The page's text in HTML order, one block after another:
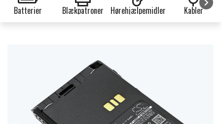
Batterier Blækpatroner Hørehjælpemidler Kabler